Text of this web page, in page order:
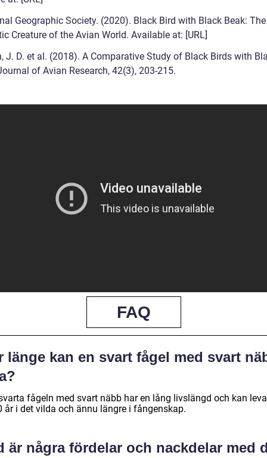
Geographic Society. (2020). Black Bird with Black Beak: The
Creature of the Avian World. Available at: [URL]
J. D. et al. (2018). A Comparative Study of Black Birds with
of Avian Research, 42(3), 203-215.
FAQ
länge kan en svart fågel med svart
fågeln med svart näbb har en lång livslängd och kan
år i det vilda och ännu längre i fångenskap.
är några fördelar och nackdelar med